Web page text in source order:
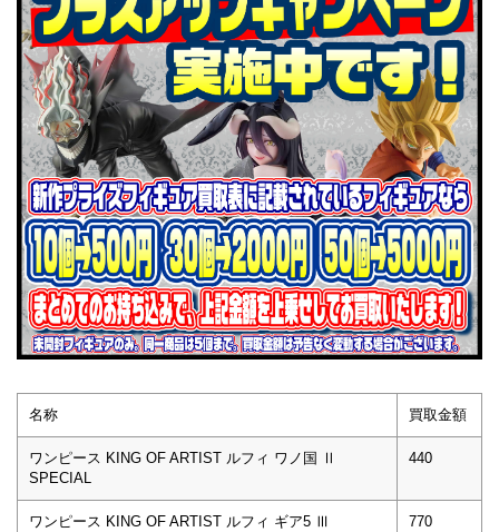
名称 買取金額
ワンピース KING OF ARTIST ルフィ ワノ国 Ⅱ
SPECIAL
440
ワンピース KING OF ARTIST ルフィ ギア5 Ⅲ 770